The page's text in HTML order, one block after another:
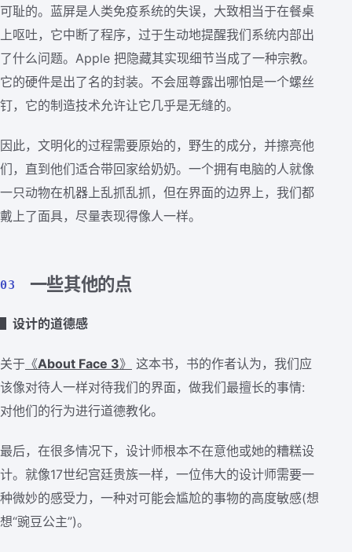
可耻的。蓝屏是人类免疫系统的失误，大致相当于在餐桌
上呕吐，它中断了程序，过于生动地提醒我们系统内部出
了什么问题。Apple 把隐藏其实现细节当成了一种宗教。
它的硬件是出了名的封装。不会屈尊露出哪怕是一个螺丝
钉，它的制造技术允许让它几乎是无缝的。
因此，文明化的过程需要原始的，野生的成分，并擦亮他
们，直到他们适合带回家给奶奶。一个拥有电脑的人就像
一只动物在机器上乱抓乱抓，但在界面的边界上，我们都
戴上了面具，尽量表现得像人一样。
03 一些其他的点
▌设计的道德感
关于 《About Face 3》
这本书，书的作者认为，我们应
该像对待人一样对待我们的界面，做我们最擅长的事情:
对他们的行为进行道德教化。
最后，在很多情况下，设计师根本不在意他或她的糟糕设
计。就像17世纪宫廷贵族一样，一位伟大的设计师需要一
种微妙的感受力，一种对可能会尴尬的事物的高度敏感(想
想“豌豆公主”)。